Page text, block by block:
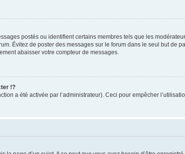
postés ou identifient certains membres tels que les
Évitez de poster des messages sur le forum dans le seul but de
abaisser votre compteur de messages.
!?
a été activée par l’administrateur). Ceci pour empêcher